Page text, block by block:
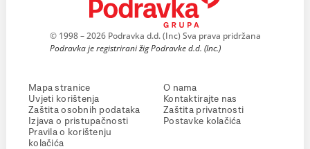
© 1998 – 2026 Podravka d.d. (Inc) Sva prava pridržana
Podravka je registrirani žig Podravke d.d. (Inc.)
Mapa stranice
Uvjeti korištenja
Zaštita osobnih podataka
Izjava o pristupačnosti
Pravila o korištenju
kolačića
O nama
Kontaktirajte nas
Zaštita privatnosti
Postavke kolačića